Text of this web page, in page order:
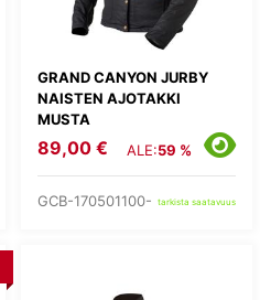
GRAND CANYON JURBY
NAISTEN AJOTAKKI
MUSTA
89,00 € ALE:59 %
GCB-170501100- tarkista saatavuus